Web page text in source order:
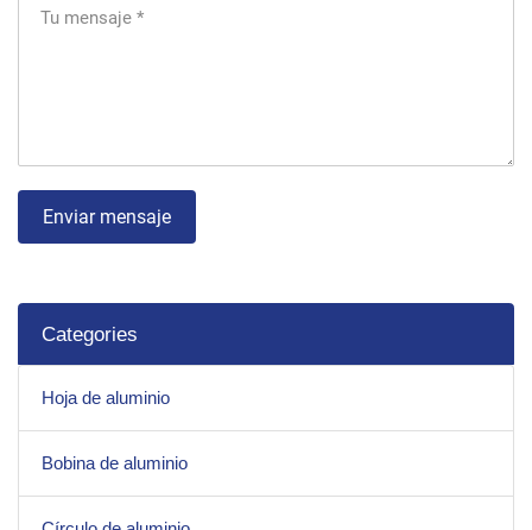
Enviar mensaje
Categories
Hoja de aluminio
Bobina de aluminio